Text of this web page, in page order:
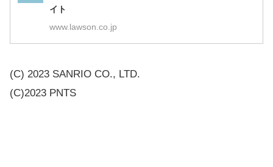
イト
www.lawson.co.jp
(C) 2023 SANRIO CO., LTD.
(C)2023 PNTS